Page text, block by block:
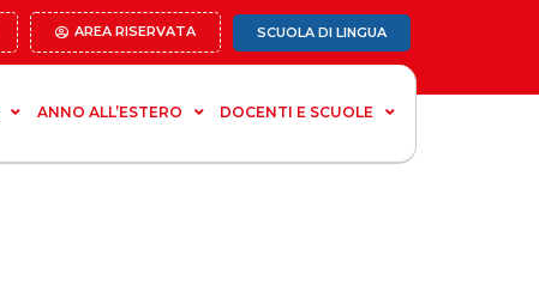
AREA RISERVATA SCUOLA DI LINGUA
ANNO ALL’ESTERO DOCENTI E SCUOLE